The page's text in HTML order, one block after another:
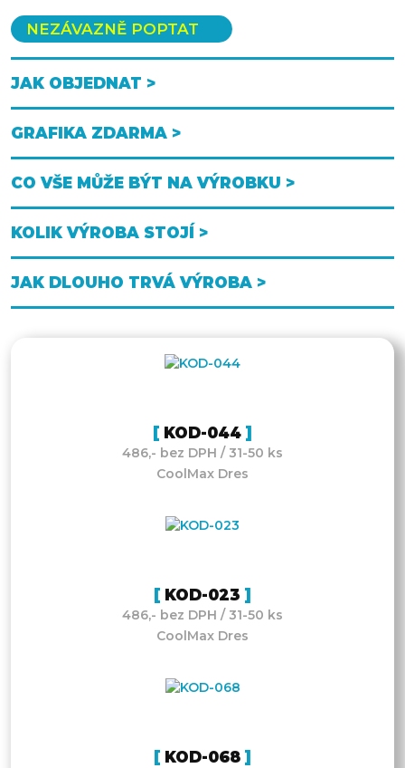
NEZÁVAZNĚ POPTAT
JAK OBJEDNAT >
GRAFIKA ZDARMA >
CO VŠE MŮŽE BÝT NA VÝROBKU >
KOLIK VÝROBA STOJÍ >
JAK DLOUHO TRVÁ VÝROBA >
KOD-044
486,- bez DPH / 31-50 ks
CoolMax Dres
KOD-023
486,- bez DPH / 31-50 ks
CoolMax Dres
KOD-068